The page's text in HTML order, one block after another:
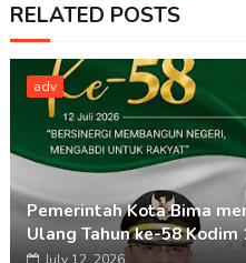
RELATED POSTS
adv
Pemerintah Kota Bima
Ulang Tahun ke-58 Kodim